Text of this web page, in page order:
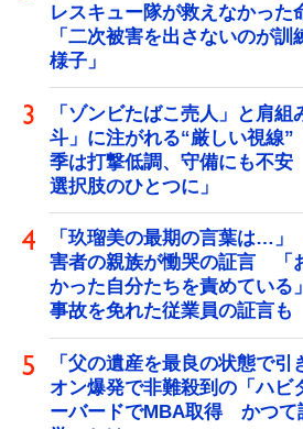
レスキュー隊が救えなかっ
「二次被害を出さないのが
様子」
「ゾンビたばこ売人」と肩
斗」に注がれる“厳しい視線
季は打撃低調、守備にも不
選択肢のひとつに」
「玖瑠美の最期の言葉は…
害者の親族が慟哭の証言 「
かった自分たちを責めてい
事故を免れた従業員の証言も
「父の遺産を最良の状態で
オン爆発で非難殺到の「ハビ
ーバードでMBA取得 かつて